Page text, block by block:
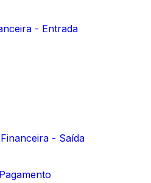
- Entrada
- Saída